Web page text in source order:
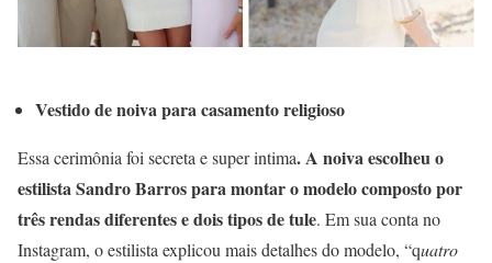
Vestido de noiva para casamento religioso
Essa cerimônia foi secreta e super intima. A noiva escolheu o
estilista Sandro Barros para montar o modelo composto por
trêsrendas diferentes e dois tipos de tule. Em sua conta no
Instagram, o estilista explicou mais detalhes do modelo, “quatro